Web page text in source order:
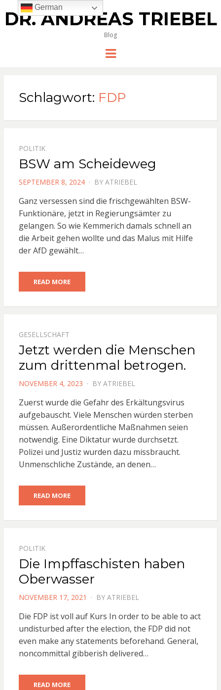
DR. ANDREAS TRIEBEL
Blog
Menu
Schlagwort: FDP
POLITIK
BSW am Scheideweg
POSTED
SEPTEMBER 8, 2024 BY ATRIEBEL
Ganz versessen sind die frischgewählten BSW-
Funktionäre, jetzt in Regierungsämter zu
gelangen. So wie Kemmerich damals schnell an
die Arbeit gehen wollte und das Malus mit Hilfe
der AfD gewählt…
READ MORE
GESELLSCHAFT
Jetzt werden die Menschen
zum drittenmal betrogen.
POSTED
NOVEMBER 4, 2023 BY ATRIEBEL
Zuerst wurde die Gefahr des Erkältungsvirus
aufgebauscht. Viele Menschen würden sterben
müssen. Außerordentliche Maßnahmen seien
notwendig. Eine Diktatur wurde durchsetzt.
Polizei und Justiz wurden dazu missbraucht.
Unmenschliche Zustände, an denen…
READ MORE
POLITIK
Die Impffaschisten haben
Oberwasser
POSTED
NOVEMBER 17, 2021 BY ATRIEBEL
Die FDP ist voll auf Kurs In order to be able to act
undisturbed after the election, the FDP did not
even make any statements beforehand. General,
noncommittal gibberish delivered…
READ MORE
German